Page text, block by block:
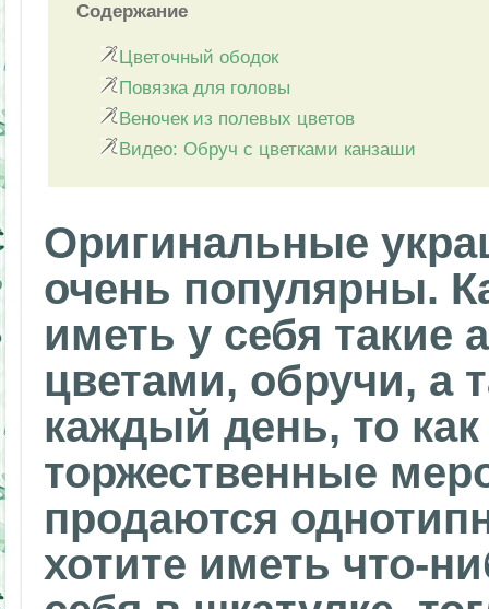
Содержание
Цветочный ободок
Повязка для головы
Веночек из полевых цветов
Видео: Обруч с цветками канзаши
Оригинальные
очень популярны.
иметь у себя такие
цветами, обручи, а
каждый день, то
торжественные
продаются
хотите иметь что-